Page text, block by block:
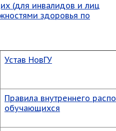
(для инвалидов и лиц
здоровья по
Устав НовГУ
Правила внутреннего
обучающихся